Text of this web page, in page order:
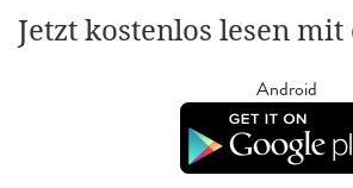
Jetzt kostenlos lesen
Android